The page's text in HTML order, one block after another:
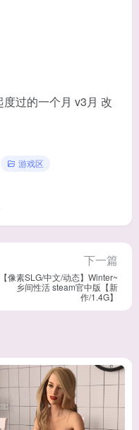
游戏区
下一篇
【像素SLG/中文/动态】Winter~
乡间性活 steam官中版【新
作/1.4G】